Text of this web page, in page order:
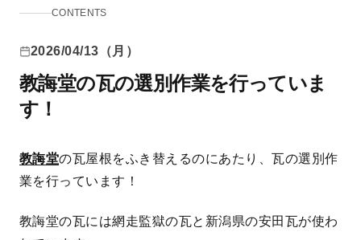
CONTENTS
2026/04/13（月）
教誨堂の瓦の選別作業を行っていま
す！
教誨堂の瓦屋根をふき替えるのにあたり、瓦の選別作
業を行っています！
教誨堂の瓦には網走監獄の瓦と新潟県の安田瓦が使わ